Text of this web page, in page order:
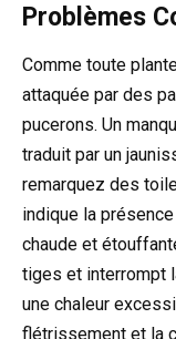
Problèmes
Comme toute
attaquée par des
pucerons. Un
traduit par un
remarquez des
indique la
chaude et
tiges et interrompt
une chaleur
flétrissement et la